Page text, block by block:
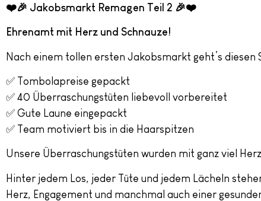
❤️🎉 Jakobsmarkt Remagen Teil 2 🎉❤️
Ehrenamt mit Herz und Schnauze!
Nach einem tollen ersten Jakobsmarkt geht’s diesen
✅ Tombolapreise gepackt
✅ 40 Überraschungstüten liebevoll vorbereitet
✅ Gute Laune eingepackt
✅ Team motiviert bis in die Haarspitzen
Unsere Überraschungstüten wurden mit ganz viel
Hinter jedem Los, jeder Tüte und jedem Lächeln
Herz, Engagement und manchmal auch einer